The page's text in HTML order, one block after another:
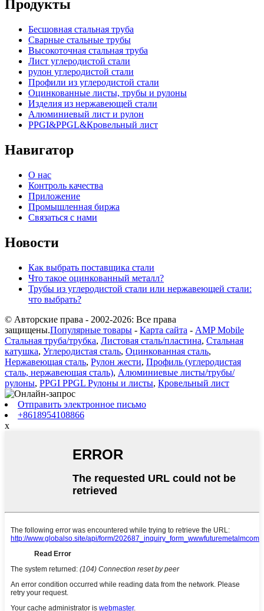
Продукты
Бесшовная стальная труба
Сварные стальные трубы
Высокоточная стальная труба
Лист углеродистой стали
рулон углеродистой стали
Профили из углеродистой стали
Оцинкованные листы, трубы и рулоны
Изделия из нержавеющей стали
Алюминиевый лист и рулон
PPGI&PPGL&Кровельный лист
Навигатор
О нас
Контроль качества
Приложение
Промышленная биржа
Связаться с нами
Новости
Как выбрать поставщика стали
Что такое оцинкованный металл?
Трубы из углеродистой стали или нержавеющей стали:
что выбрать?
© Авторские права - 2002-2026: Все права
защищены.Популярные товары - Карта сайта - AMP Mobile
Стальная труба/трубка, Листовая сталь/пластина, Стальная
катушка, Углеродистая сталь, Оцинкованная сталь,
Нержавеющая сталь, Рулон жести, Профиль (углеродистая
сталь, нержавеющая сталь), Алюминиевые листы/трубы/
рулоны, PPGI PPGL Рулоны и листы, Кровельный лист
Отправить электронное письмо
+8618954108866
x